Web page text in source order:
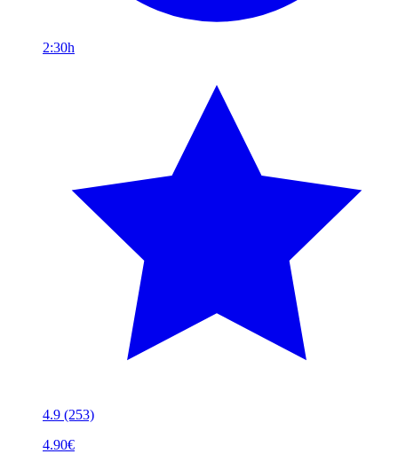
2:30h
4.9 (253)
4.90€